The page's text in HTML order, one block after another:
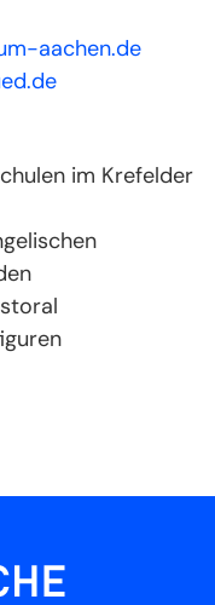
aachen.de
im Krefelder